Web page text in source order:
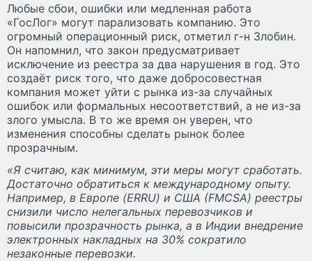
Любые сбои, ошибки или медленная работа
«ГосЛог» могут парализовать компанию. Это
огромный операционный риск, отметил г-н Злобин.
Он напомнил, что закон предусматривает
исключение из реестра за два нарушения в год. Это
создаёт риск того, что даже добросовестная
компания может уйти с рынка из-за случайных
ошибок или формальных несоответствий, а не из-за
злого умысла. В то же время он уверен, что
изменения способны сделать рынок более
прозрачным.
«Я считаю, как минимум, эти меры могут сработать.
Достаточно обратиться к международному опыту.
Например, в Европе (ERRU) и США (FMCSA) реестры
снизили число нелегальных перевозчиков и
повысили прозрачность рынка, а в Индии внедрение
электронных накладных на 30% сократило
незаконные перевозки.